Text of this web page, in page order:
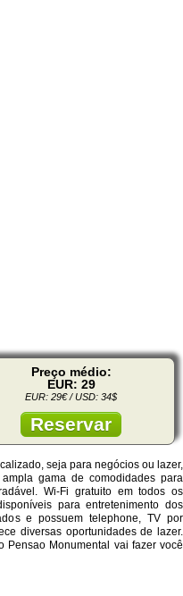
Preço médio:
EUR: 29
EUR: 29€ / USD: 34$
Reservar
seja para negócios ou lazer,
gama de comodidades para
Wi-Fi gratuito em todos os
para entretenimento dos
e possuem telephone, TV por
diversas oportunidades de lazer.
Pensao Monumental vai fazer você